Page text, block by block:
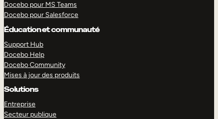
Docebo pour MS Teams
Docebo pour Salesforce
Éducation et communauté
Support Hub
Docebo Help
Docebo Community
Mises à jour des produits
Solutions
Entreprise
Secteur publique